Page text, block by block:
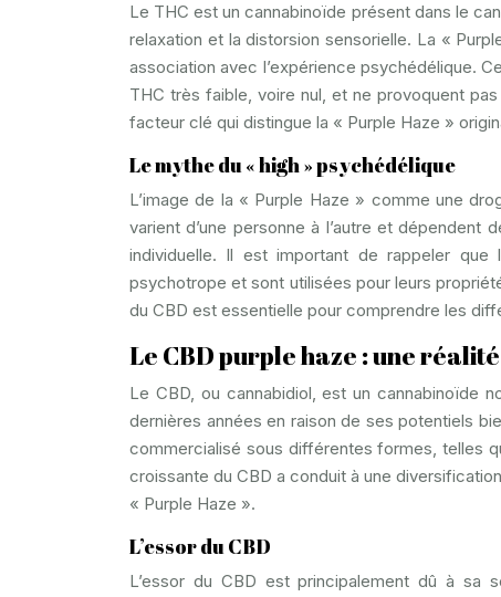
Le THC est un cannabinoïde présent dans le
relaxation et la distorsion sensorielle. La «
association avec l’expérience psychédélique.
THC très faible, voire nul, et ne provoquent
facteur clé qui distingue la « Purple Haze »
Le mythe du « high » psychédélique
L’image de la « Purple Haze » comme une
varient d’une personne à l’autre et
individuelle. Il est important de rappeler
psychotrope et sont utilisées pour leurs
du CBD est essentielle pour comprendre les
Le CBD purple haze : une
Le CBD, ou cannabidiol, est un cannabinoïde
dernières années en raison de ses potentiels
commercialisé sous différentes formes, telles
croissante du CBD a conduit à une
« Purple Haze ».
L’essor du CBD
L’essor du CBD est principalement dû à